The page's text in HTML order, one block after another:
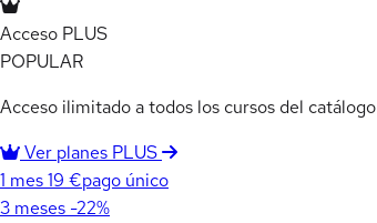
Acceso PLUS
POPULAR
Acceso ilimitado a todos los cursos del catálogo
Ver planes PLUS
1 mes19 €pago único
3 meses -22%